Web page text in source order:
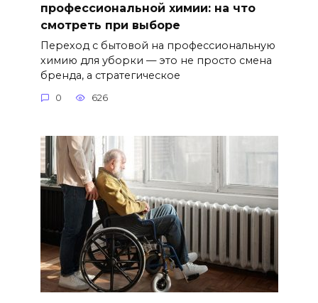
профессиональной химии: на что
смотреть при выборе
Переход с бытовой на профессиональную
химию для уборки — это не просто смена
бренда, а стратегическое
0 626